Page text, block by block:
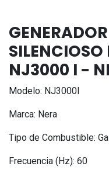
NJ3000 I -
Modelo: NJ3000l
Marca: Nera
Tipo de Combustible:
Frecuencia (Hz): 60